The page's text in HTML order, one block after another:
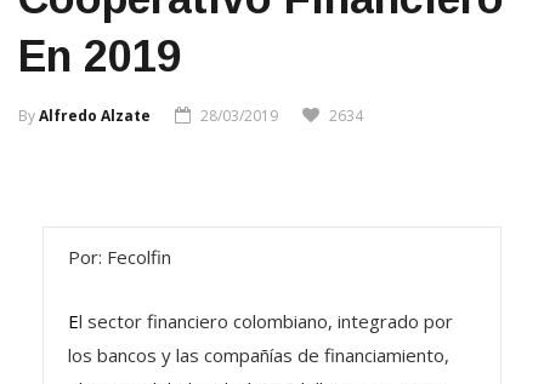
En 2019
Por: Fecolfin
los bancos y las compañías de financiamiento,
obtuvo utilidades de $ 11.3 billones, en tanto